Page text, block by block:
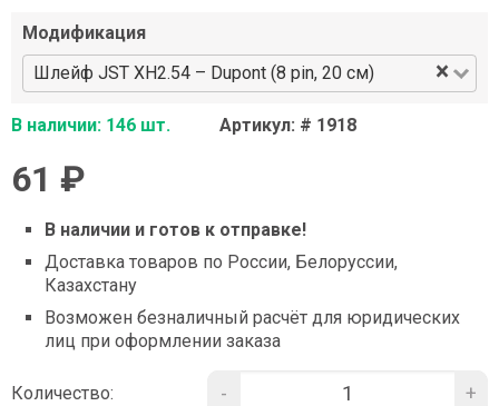
Модификация
Шлейф JST XH2.54 – Dupont (8 pin, 20 см)
×
В наличии: 146 шт. Артикул: # 1918
61 ₽
В наличии и готов к отправке!
Доставка товаров по России, Белоруссии,
Казахстану
Возможен безналичный расчёт для юридических
лиц при оформлении заказа
Количество: - +